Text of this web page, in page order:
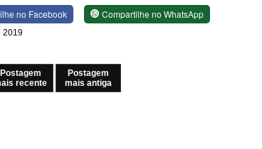
no Facebook Compartilhe no WhatsApp
2019
Postagem
recente
Postagem
mais antiga